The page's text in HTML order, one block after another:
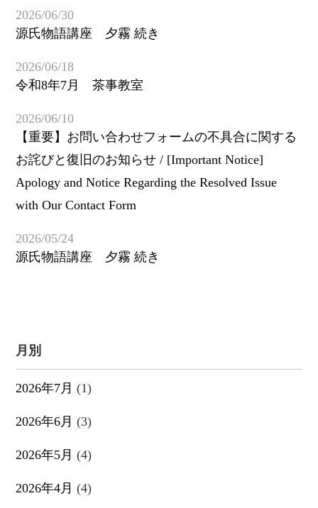
源氏物語講座 夕霧 続き
2026/06/30
令和8年7月 茶事教室
2026/06/18
【重要】お問い合わせフォームの不具合に関する
お詫びと復旧のお知らせ / [Important Notice]
Apology and Notice Regarding the Resolved Issue
with Our Contact Form
2026/06/10
源氏物語講座 夕霧 続き
2026/05/24
月別
2026年7月 (1)
2026年6月 (3)
2026年5月 (4)
2026年4月 (4)